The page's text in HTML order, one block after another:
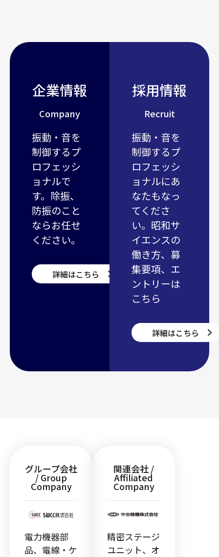
企業情報
Company
振動・音を
制御するプ
ロフェッシ
ョナルで
す。除振、
防振のこと
ならお任せ
ください。
詳細はこちら
採用情報
Recruit
振動・音を
制御するプ
ロフェッシ
ョナルにあ
なたもなっ
てくださ
い。昭和サ
イエンスの
働き方、募
集要項、エ
ントリーは
こちら
詳細はこちら
グループ会社
/ Group
Company
電力機器部
品、電線・ケ
関連会社 /
Affiliated
Company
精密ステージ
ユニット、オ